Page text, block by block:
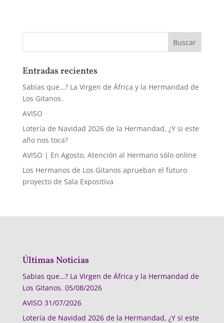
Entradas recientes
Sabias que…? La Virgen de África y la Hermandad de
Los Gitanos.
AVISO
Lotería de Navidad 2026 de la Hermandad, ¿Y si este
año nos toca?
AVISO | En Agosto, Atención al Hermano sólo online
Los Hermanos de Los Gitanos aprueban el futuro
proyecto de Sala Expositiva
Últimas Noticias
Sabias que…? La Virgen de África y la Hermandad de
Los Gitanos. 05/08/2026
AVISO 31/07/2026
Lotería de Navidad 2026 de la Hermandad, ¿Y si este